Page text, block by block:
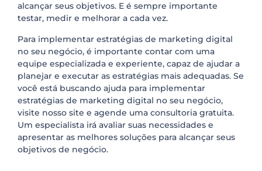
alcançar seus objetivos. E é sempre importante
testar, medir e melhorar a cada vez.
Para implementar estratégias de marketing digital
no seu negócio, é importante contar com uma
equipe especializada e experiente, capaz de ajudar a
planejar e executar as estratégias mais adequadas. Se
você está buscando ajuda para implementar
estratégias de marketing digital no seu negócio,
visite nosso site e agende uma consultoria gratuita.
Um especialista irá avaliar suas necessidades e
apresentar as melhores soluções para alcançar seus
objetivos de negócio.